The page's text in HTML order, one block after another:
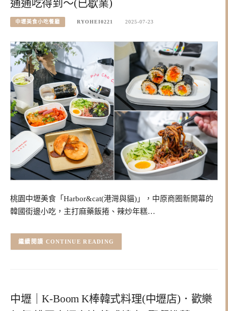
通通吃得到～(已歇業)
中壢美食小吃餐廳 RYOHEI0221 2025-07-23
桃園中壢美食「Harbor&cat(港灣與貓)」，中原商圈新開幕的
韓國街邊小吃，主打麻藥飯捲、辣炒年糕…
CONTINUE READING
中壢｜K-Boom K棒韓式料理(中壢店)．歡樂